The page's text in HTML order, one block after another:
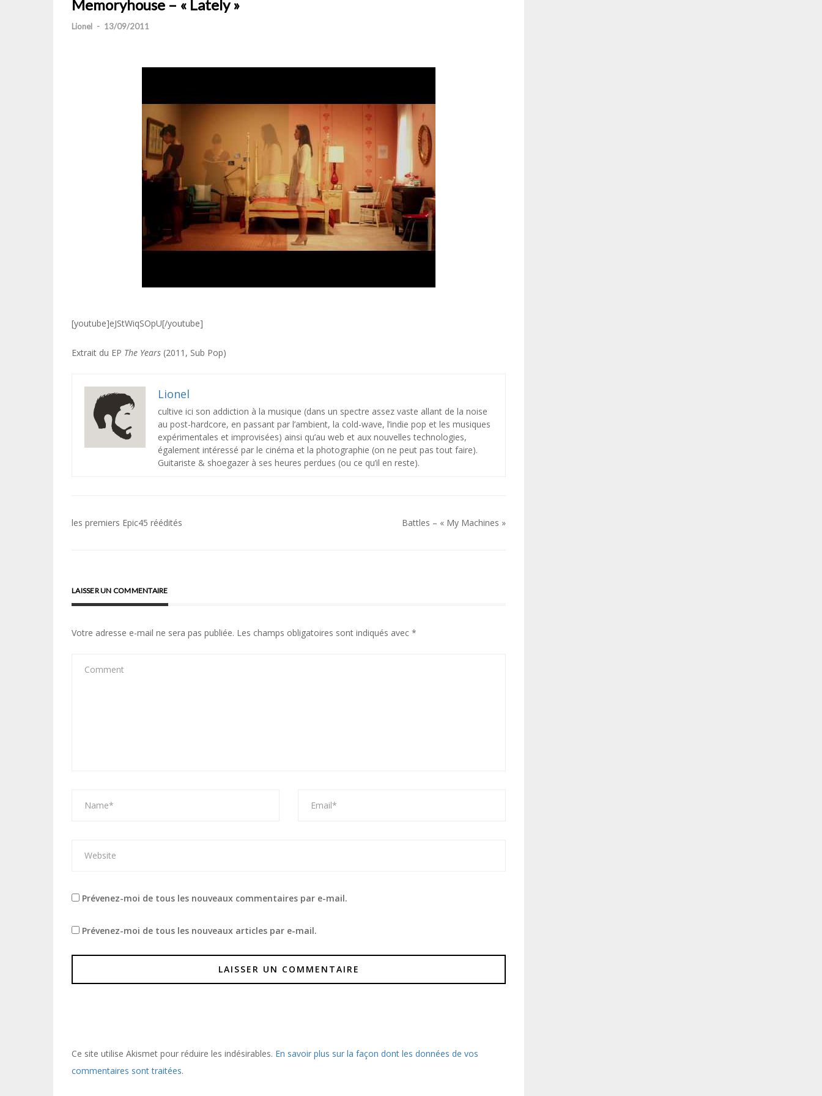
Memoryhouse – « Lately »
Lionel - 13/09/2011
[youtube]eJStWiqSOpU[/youtube]
Extrait du EP The Years (2011, Sub Pop)
Lionel
cultive ici son addiction à la musique (dans un spectre assez vaste allant de la noise
au post-hardcore, en passant par l’ambient, la cold-wave, l’indie pop et les musiques
expérimentales et improvisées) ainsi qu’au web et aux nouvelles technologies,
également intéressé par le cinéma et la photographie (on ne peut pas tout faire).
Guitariste & shoegazer à ses heures perdues (ou ce qu’il en reste).
Navigation
les premiers Epic45 réédités Battles – « My Machines »
LAISSER UN COMMENTAIRE
Votre adresse e-mail ne sera pas publiée. Les champs obligatoires sont indiqués avec *
Prévenez-moi de tous les nouveaux commentaires par e-mail.
Prévenez-moi de tous les nouveaux articles par e-mail.
Ce site utilise Akismet pour réduire les indésirables. En savoir plus sur la façon dont les données de vos
commentaires sont traitées.